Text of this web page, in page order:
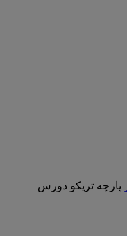
پارچه تریکو دورس